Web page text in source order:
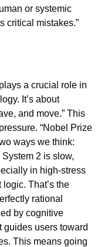
or systemic
critical mistakes.”
a crucial role in
It’s about
and move.” This
“Nobel Prize
ways we think:
2 is slow,
in high-stress
That’s the
rational
by cognitive
guides users toward
This means going